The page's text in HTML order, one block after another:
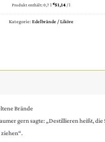
Produkt enthält: 0,7l €51,14/l
Kategorie:Edelbrände / Liköre
Brände
gern sagte: „Destillieren heißt, die